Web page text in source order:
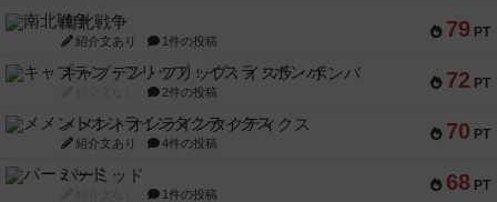
79 PT
南北戦争
紹介文あり 1件の投稿
72 PT
キャプテン・フリップ：イスラ・ボンバ
2件の投稿
70 PT
メメントオンラインタクティクス
紹介文あり 4件の投稿
68 PT
パーミッド
1件の投稿